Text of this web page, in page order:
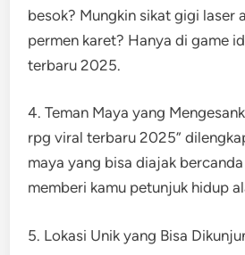
besok? Mungkin sikat gigi laser
permen karet? Hanya di game
terbaru 2025.
4. Teman Maya yang
rpg viral terbaru 2025”
maya yang bisa diajak
memberi kamu petunjuk hidup
5. Lokasi Unik yang Bisa